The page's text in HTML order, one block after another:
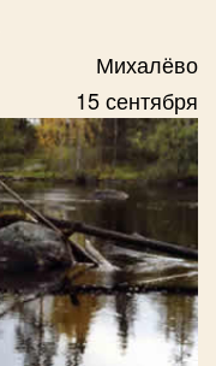
Михалёво
15 сентября